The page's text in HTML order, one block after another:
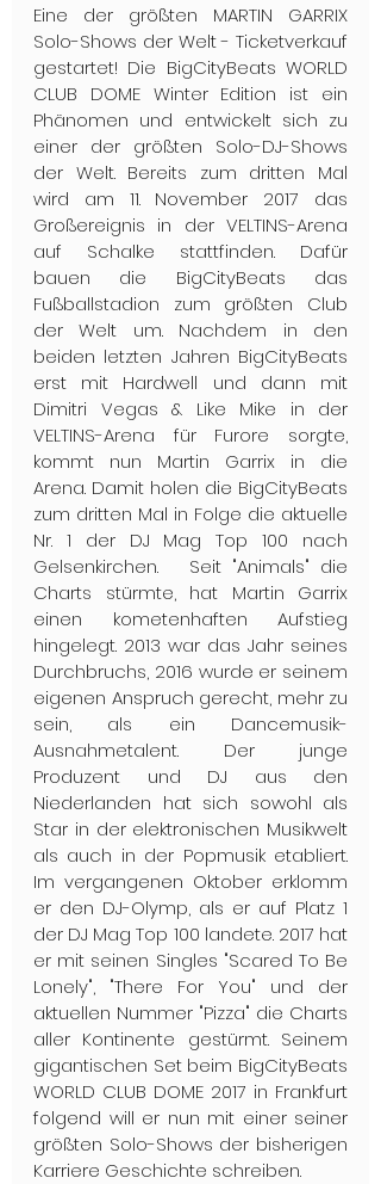
Eine der größten MARTIN GARRIX
Solo-Shows der Welt - Ticketverkauf
gestartet! Die BigCityBeats WORLD
CLUB DOME Winter Edition ist ein
Phänomen und entwickelt sich zu
einer der größten Solo-DJ-Shows
der Welt. Bereits zum dritten Mal
wird am 11. November 2017 das
Großereignis in der VELTINS-Arena
auf Schalke stattfinden. Dafür
bauen die BigCityBeats das
Fußballstadion zum größten Club
der Welt um. Nachdem in den
beiden letzten Jahren BigCityBeats
erst mit Hardwell und dann mit
Dimitri Vegas & Like Mike in der
VELTINS-Arena für Furore sorgte,
kommt nun Martin Garrix in die
Arena. Damit holen die BigCityBeats
zum dritten Mal in Folge die aktuelle
Nr. 1 der DJ Mag Top 100 nach
Gelsenkirchen.   Seit "Animals" die
Charts stürmte, hat Martin Garrix
einen kometenhaften Aufstieg
hingelegt. 2013 war das Jahr seines
Durchbruchs, 2016 wurde er seinem
eigenen Anspruch gerecht, mehr zu
sein, als ein Dancemusik-
Ausnahmetalent. Der junge
Produzent und DJ aus den
Niederlanden hat sich sowohl als
Star in der elektronischen Musikwelt
als auch in der Popmusik etabliert.
Im vergangenen Oktober erklomm
er den DJ-Olymp, als er auf Platz 1
der DJ Mag Top 100 landete. 2017 hat
er mit seinen Singles "Scared To Be
Lonely", "There For You" und der
aktuellen Nummer "Pizza" die Charts
aller Kontinente gestürmt. Seinem
gigantischen Set beim BigCityBeats
WORLD CLUB DOME 2017 in Frankfurt
folgend will er nun mit einer seiner
größten Solo-Shows der bisherigen
Karriere Geschichte schreiben.